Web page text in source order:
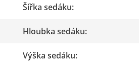
Šířka sedáku:
Hloubka sedáku:
Výška sedáku: